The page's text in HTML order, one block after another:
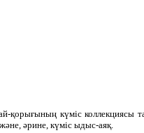
күміс коллекциясы
әрине, күміс ыдыс-аяқ.